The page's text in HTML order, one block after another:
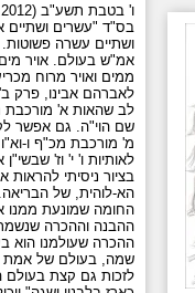
ו' בטבת תשע"ב (1.1.2012)
בס"ד "עשרים ושתיים
ושתיים עשרה
אמ"ש בעולם. אויר
ממים ואויר מרוח
לאברהם אבינו, פרק
שם הוי"ה. גם אפשר
לאותיות ו' י' וז'
בציור ניסיתי
הא-לוהית, של
החומה שמונעת
ההבנה וההכרה
ההכרה שעולמנו הוא
שמה, בעולם של אמת
לזכות גם קצת בעולם